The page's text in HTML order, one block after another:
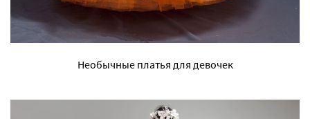
Необычные платья для девочек